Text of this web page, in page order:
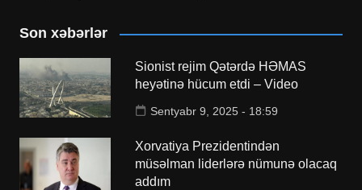
Son xəbərlər
Sionist rejim Qətərdə HƏMAS
heyətinə hücum etdi – Video
Sentyabr 9, 2025 - 18:59
Xorvatiya Prezidentindən
müsəlman liderlərə nümunə olacaq
addım